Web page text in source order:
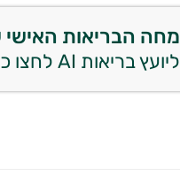
הבריאות
ליועץ בריאות AI לחצו כאן